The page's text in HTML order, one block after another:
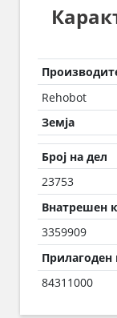
Rehobot
Земја
Број на дел
23753
Внатрешен
3359909
Прилагоден
84311000